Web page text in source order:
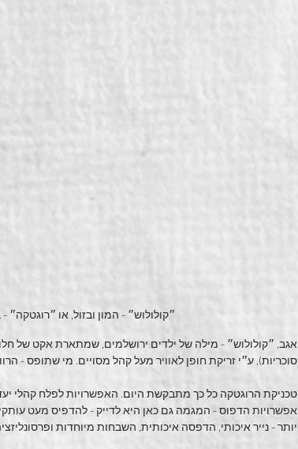
״קולולוש״ - המון ובזול, או ״רוגטקה״
אגב, ״קולולוש״ - מילה של ילדים ירושלמים, שמתארת אקט של
סוכריות), ע״י זריקת חופן לאוויר מעל קהל מסויים. מי שתופס -
טכניקת הרוגטקה כל כך מתבקשת היום. האפשרויות לפלח קהלי
אפשרויות הדפוס - המגמה גם כאן היא לדייק - להדפיס מעט
יותר - נייר איכותי, הדפסה איכותית, השבחות מיוחדות